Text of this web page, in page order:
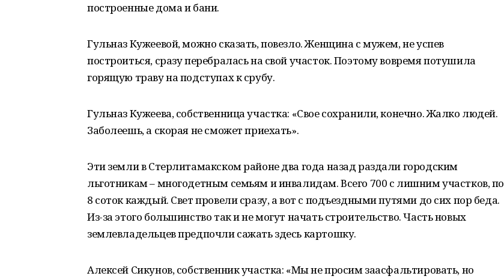
построенные дома и бани.
Гульназ Кужеевой, можно сказать, повезло. Женщина с мужем, не успев
построиться, сразу перебралась на свой участок. Поэтому вовремя потушила
горящую траву на подступах к срубу.
Гульназ Кужеева, собственница участка: «Свое сохранили, конечно. Жалко людей.
Заболеешь, а скорая не сможет приехать».
Эти земли в Стерлитамакском районе два года назад раздали городским
льготникам – многодетным семьям и инвалидам. Всего 700 с лишним участков, по
8 соток каждый. Свет провели сразу, а вот с подъездными путями до сих пор беда.
Из-за этого большинство так и не могут начать строительство. Часть новых
землевладельцев предпочли сажать здесь картошку.
Алексей Сикунов, собственник участка: «Мы не просим заасфальтировать, но